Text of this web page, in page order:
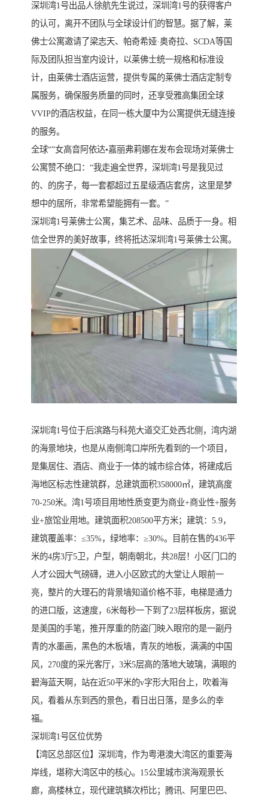
深圳湾1号出品人徐航先生说过，深圳湾1号的获得客户
的认可，离开不团队与全球设计们的智慧。据了解，莱
佛士公寓邀请了梁志天、帕奇希娅·奥奇拉、SCDA等国
际及团队担当室内设计，以莱佛士统一规格和标准设
计，由莱佛士酒店运营，提供专属的莱佛士酒店定制专
属服务，确保服务质量的同时，还享受雅高集团全球
VVIP的酒店权益，在同一栋大厦中为公寓提供无缝连接
的服务。
全球“”女高音阿依达•嘉丽弗莉娜在发布会现场对莱佛士
公寓赞不绝口：“我走遍全世界，深圳湾1号是我见过
的、的房子，每一套都超过五星级酒店套房，这里是梦
想中的居所，非常希望能拥有一套。”
深圳湾1号莱佛士公寓，集艺术、品味、品质于一身。相
信全世界的美好故事，终将抵达深圳湾1号莱佛士公寓。
深圳湾1号位于后滨路与科苑大道交汇处西北侧，湾内湖
的海景地块，也是从南侧湾口岸所先看到的一个项目，
是集居住、酒店、商业于一体的城市综合体，将建成后
海地区标志性建筑群，总建筑面积358000㎡，建筑高度
70-250米。湾1号项目用地性质变更为商业+商业性+服务
业+旅馆业用地。建筑面积208500平方米；建筑：5.9，
建筑覆盖率：≤35%，绿地率：≥30%。目前在售的436平
米的4房3厅5卫，户型，朝南朝北，共28层！小区门口的
人才公园大气磅礴，进入小区欧式的大堂让人眼前一
亮，整片的大理石的背景墙知道价格不菲，电梯是通力
的进口版，这速度，6米每秒一下到了23层样板房，据说
是美国的手笔，推开厚重的防盗门映入眼帘的是一副丹
青的水墨画，黑色的木板墙，青灰的地板，满满的中国
风，270度的采光客厅，3米5层高的落地大玻璃，满眼的
碧海蓝天啊，站在近50平米的v字形大阳台上，吹着海
风，看着从东到西的景色，看日出日落，是多么的幸
福。
深圳湾1号区位优势
【湾区总部区位】深圳湾，作为粤港澳大湾区的重要海
岸线，堪称大湾区中的核心。15公里城市滨海观景长
廊，高楼林立，现代建筑鳞次栉比；腾讯、阿里巴巴、